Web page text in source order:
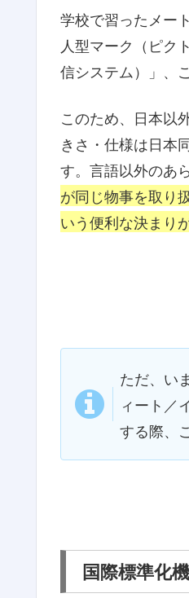
学校で習ったメー
人型マーク（ピク
信システム）」、
このため、日本以
きさ・仕様は日本
す。言語以外のあ
が同じ物事を取り
いう便利な決まり
ただ、い
ィート／
する際、
国際標準化